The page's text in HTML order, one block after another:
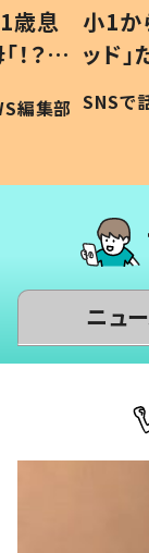
歳息
？」
編集部
小1か
ッド
作り
#令和
SNSで
ニュ